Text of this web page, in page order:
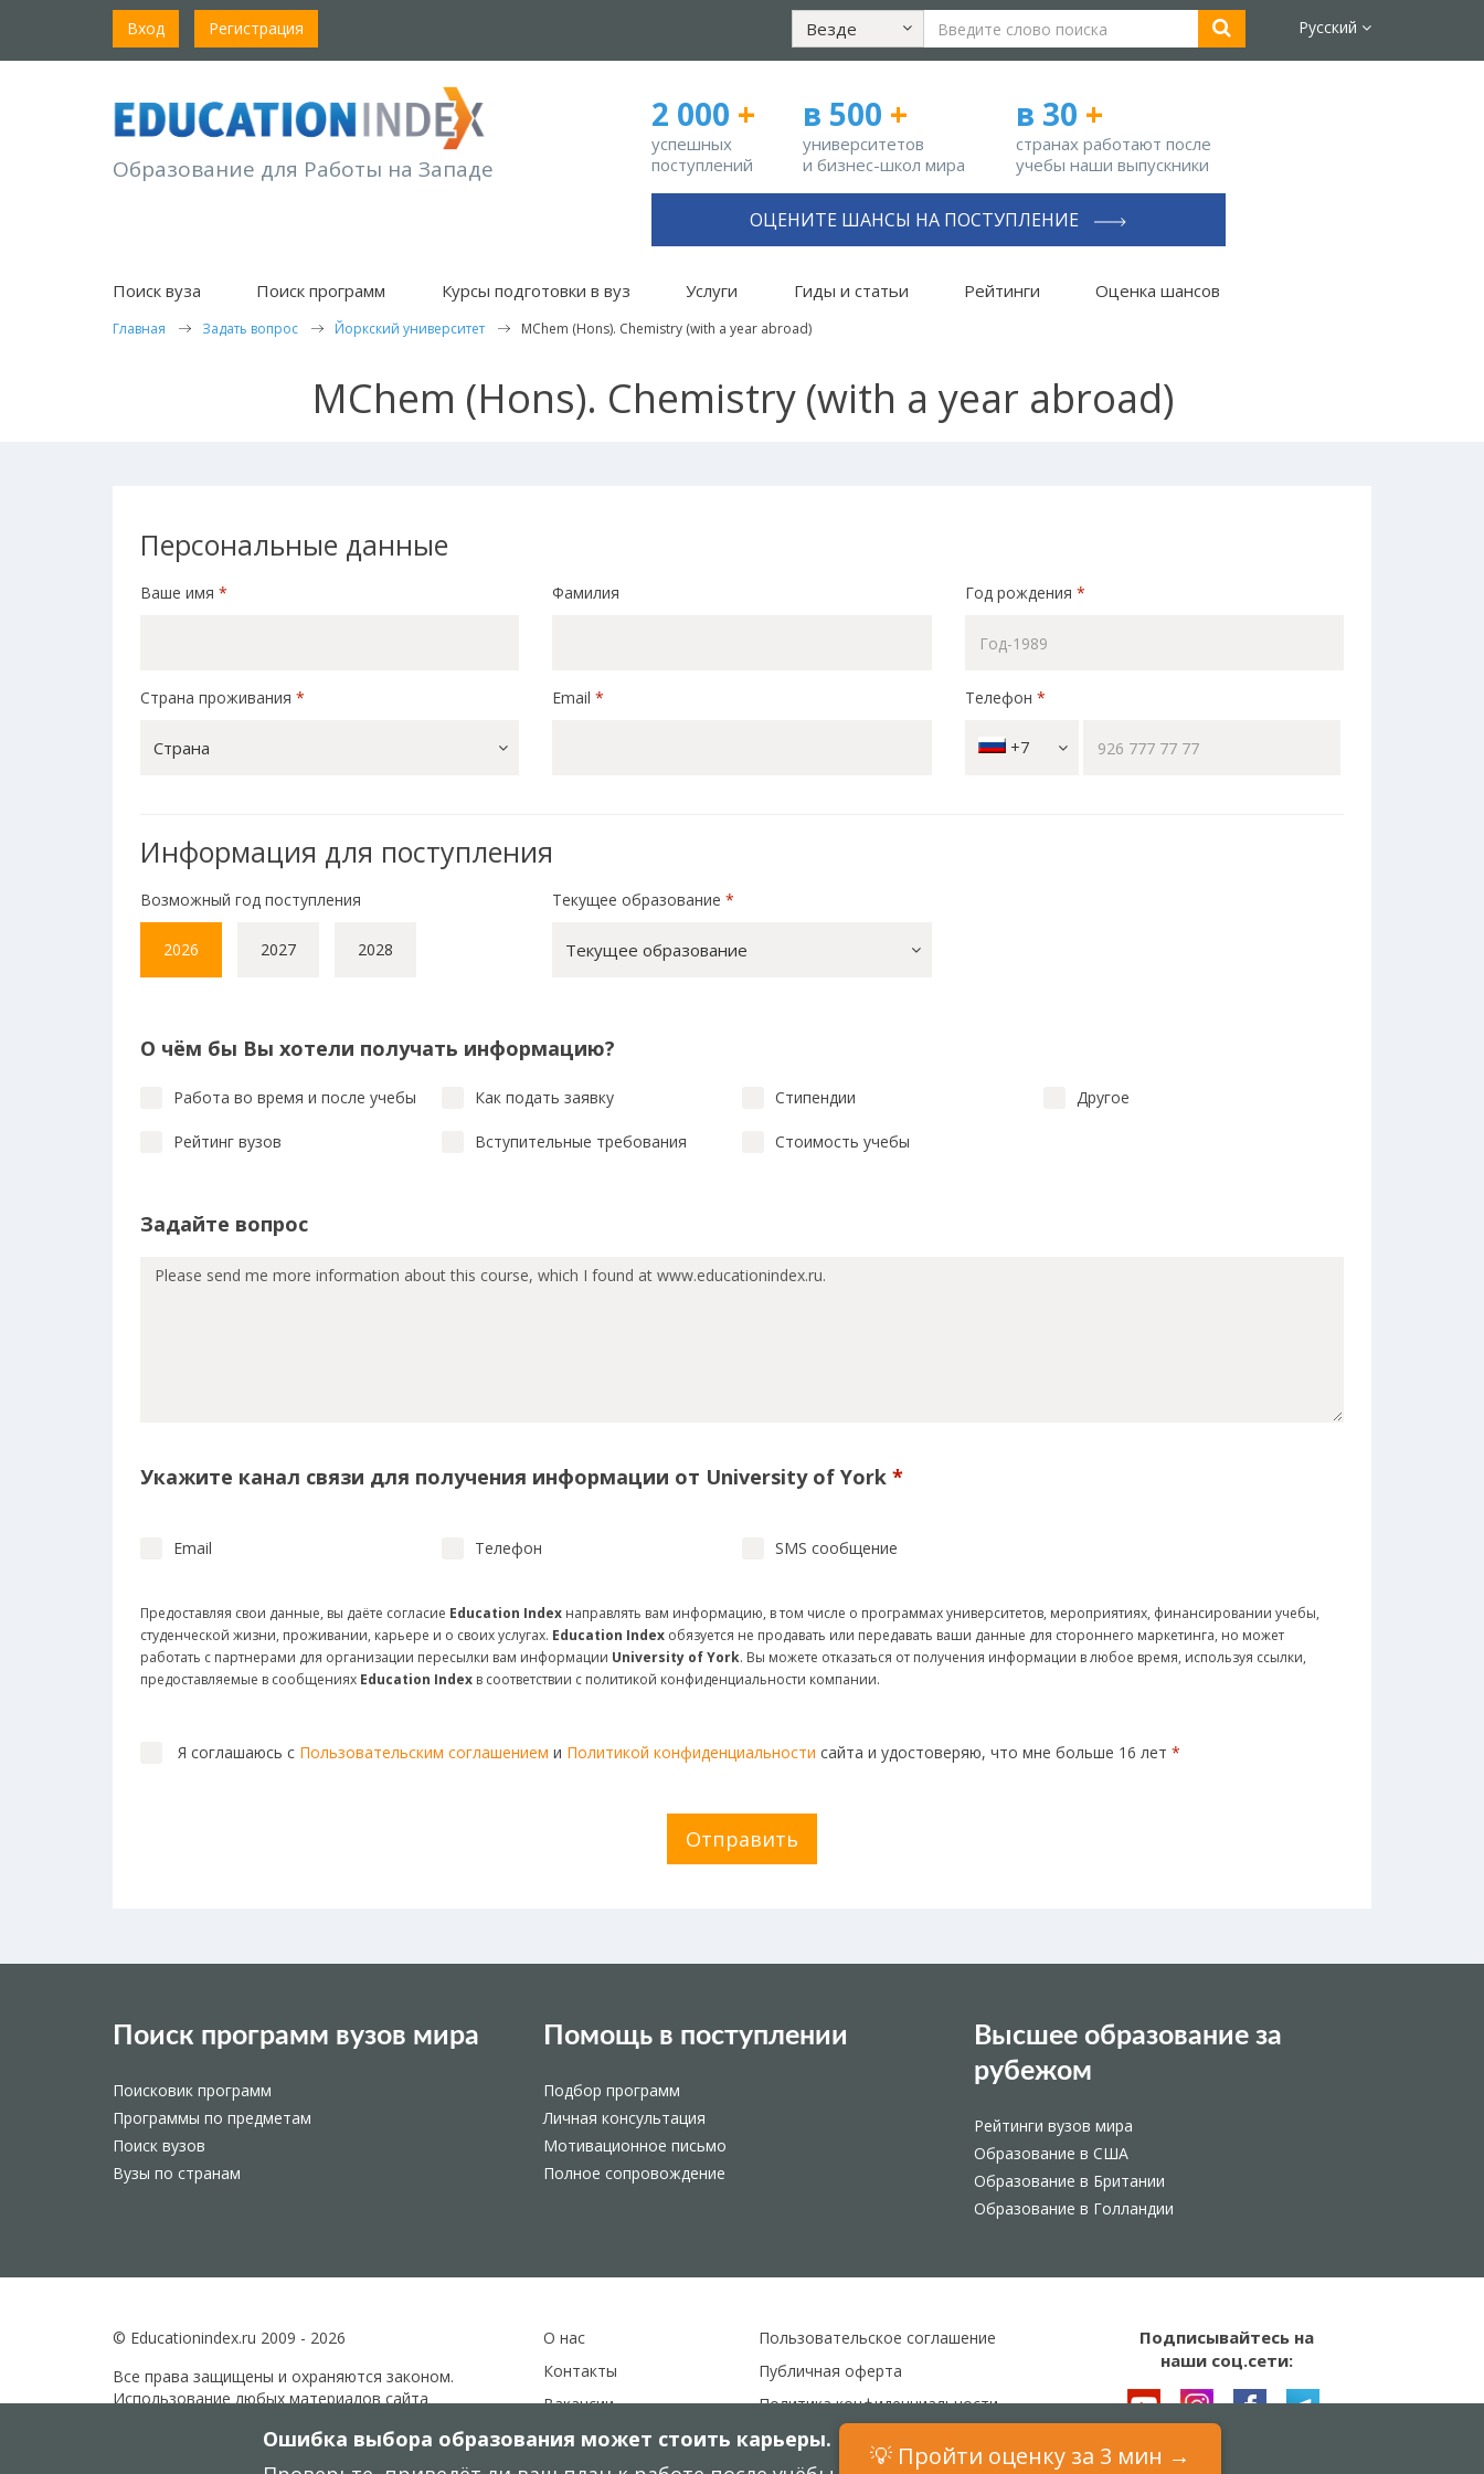
Вход Регистрация Везде Русский
Образование для Работы на Западе
2 000 +
успешных
поступлений
в 500 +
университетов
и бизнес-школ мира
в 30 +
странах работают после
учебы наши выпускники
ОЦЕНИТЕ ШАНСЫ НА ПОСТУПЛЕНИЕ
Поиск вуза Поиск программ Курсы подготовки в вуз Услуги Гиды и статьи Рейтинги Оценка шансов
Главная Задать вопрос Йоркский университет MChem (Hons). Chemistry (with a year abroad)
MChem (Hons). Chemistry (with a year abroad)
Персональные данные
Ваше имя * Фамилия Год рождения *
Страна проживания *
Страна
Email* Телефон *
+7
Информация для поступления
Возможный год поступления
2026 2027 2028
Текущее образование*
Текущее образование
О чём бы Вы хотели получать информацию?
Работа во время и после учебы Как подать заявку Стипендии Другое
Рейтинг вузов Вступительные требования Стоимость учебы
Задайте вопрос
Укажите канал связи для получения информации от University of York *
Email Телефон SMS сообщение
Предоставляя свои данные, вы даёте согласие Education Index направлять вам информацию, в том числе о программах университетов, мероприятиях, финансировании учебы,
студенческой жизни, проживании, карьере и о своих услугах. Education Index обязуется не продавать или передавать ваши данные для стороннего маркетинга, но может
работать с партнерами для организации пересылки вам информации University of York. Вы можете отказаться от получения информации в любое время, используя ссылки,
предоставляемые в сообщениях Education Index в соответствии с политикой конфиденциальности компании.
Я соглашаюсь с Пользовательским соглашением и Политикой конфиденциальности сайта и удостоверяю, что мне больше 16 лет *
Отправить
Поиск программ вузов мира
Поисковик программ
Программы по предметам
Поиск вузов
Вузы по странам
Помощь в поступлении
Подбор программ
Личная консультация
Мотивационное письмо
Полное сопровождение
Высшее образование за
рубежом
Рейтинги вузов мира
Образование в США
Образование в Британии
Образование в Голландии
© Educationindex.ru 2009 - 2026
Все права защищены и охраняются законом.
Использование любых материалов сайта
О нас
Контакты
Вакансии
Карта сайта
Пользовательское соглашение
Публичная оферта
Политика конфиденциальности
Подписывайтесь на
наши соц.сети:
Ошибка выбора образования может стоить карьеры.
💡 Пройти оценку за 3 мин →